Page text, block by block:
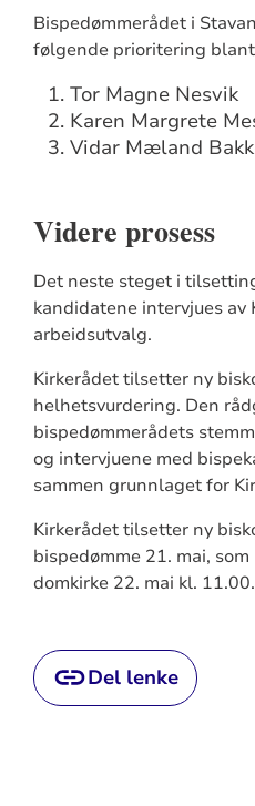
Bispedømmerådet i
følgende prioritering
Tor Magne Nesvik
Karen Margrete
Vidar Mæland
Videre prosess
Det neste steget i
kandidatene intervjues av
arbeidsutvalg.
Kirkerådet tilsetter ny
helhetsvurdering. Den
bispedømmerådets
og intervjuene med
sammen grunnlaget for
Kirkerådet tilsetter ny
bispedømme 21. mai,
domkirke 22. mai kl. 11.00.
Del lenke